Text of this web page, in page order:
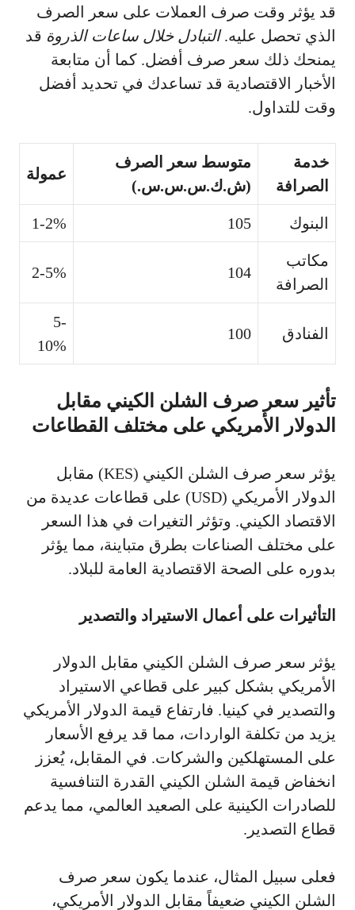
قد يؤثر وقت صرف العملات على سعر الصرف
الذي تحصل عليه.التبادل خلال ساعات الذروة قد
يمنحك ذلك سعر صرف أفضل. كما أن متابعة
الأخبار الاقتصادية قد تساعدك في تحديد أفضل
وقت للتداول.
خدمة
الصرافة
متوسط سعر الصرف
(ش.ك.س.س.س.)
عمولة
البنوك 105
1-2%
مكاتب
الصرافة
104
2-5%
الفنادق 100
5-
10%
تأثير سعر صرف الشلن الكيني مقابل
الدولار الأمريكي على مختلف القطاعات
يؤثر سعر صرف الشلن الكيني (KES) مقابل
الدولار الأمريكي (USD) على قطاعات عديدة من
الاقتصاد الكيني. وتؤثر التغيرات في هذا السعر
على مختلف الصناعات بطرق متباينة، مما يؤثر
بدوره على الصحة الاقتصادية العامة للبلاد.
التأثيرات على أعمال الاستيراد والتصدير
يؤثر سعر صرف الشلن الكيني مقابل الدولار
الأمريكي بشكل كبير على قطاعي الاستيراد
والتصدير في كينيا. فارتفاع قيمة الدولار الأمريكي
يزيد من تكلفة الواردات، مما قد يرفع الأسعار
على المستهلكين والشركات. في المقابل، يُعزز
انخفاض قيمة الشلن الكيني القدرة التنافسية
للصادرات الكينية على الصعيد العالمي، مما يدعم
قطاع التصدير.
فعلى سبيل المثال، عندما يكون سعر صرف
الشلن الكيني ضعيفاً مقابل الدولار الأمريكي،